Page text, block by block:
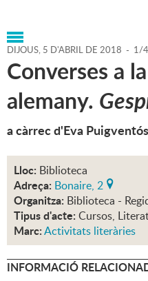
DIJOUS, 5 D'ABRIL DE 2018 - 1/
Converses a
alemany.
a càrrec d'Eva Puigventós
Lloc: Biblioteca
Adreça: Bonaire, 2
Organitza: Biblioteca -
Tipus d'acte: Cursos,
Marc:Activitats literàries
INFORMACIÓ